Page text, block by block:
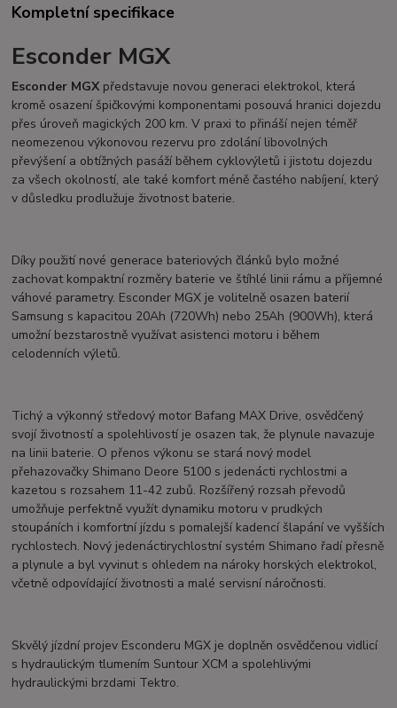
Kompletní specifikace
Esconder MGX
Esconder MGX představuje novou generaci elektrokol, která
kromě osazení špičkovými komponentami posouvá hranici dojezdu
přes úroveň magických 200 km. V praxi to přináší nejen téměř
neomezenou výkonovou rezervu pro zdolání libovolných
převýšení a obtížných pasáží během cyklovýletů i jistotu dojezdu
za všech okolností, ale také komfort méně častého nabíjení, který
v důsledku prodlužuje životnost baterie.
Díky použití nové generace bateriových článků bylo možné
zachovat kompaktní rozměry baterie ve štíhlé linii rámu a příjemné
váhové parametry. Esconder MGX je volitelně osazen baterií
Samsung s kapacitou 20Ah (720Wh) nebo 25Ah (900Wh), která
umožní bezstarostně využívat asistenci motoru i během
celodenních výletů.
Tichý a výkonný středový motor Bafang MAX Drive, osvědčený
svojí životností a spolehlivostí je osazen tak, že plynule navazuje
na linii baterie. O přenos výkonu se stará nový model
přehazovačky Shimano Deore 5100 s jedenácti rychlostmi a
kazetou s rozsahem 11-42 zubů. Rozšířený rozsah převodů
umožňuje perfektně využít dynamiku motoru v prudkých
stoupáních i komfortní jízdu s pomalejší kadencí šlapání ve vyšších
rychlostech. Nový jedenáctirychlostní systém Shimano řadí přesně
a plynule a byl vyvinut s ohledem na nároky horských elektrokol,
včetně odpovídající životnosti a malé servisní náročnosti.
Skvělý jízdní projev Esconderu MGX je doplněn osvědčenou vidlicí
s hydraulickým tlumením Suntour XCM a spolehlivými
hydraulickými brzdami Tektro.